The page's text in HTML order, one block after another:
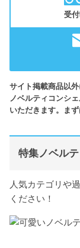
受
サイト掲載商品以
ノベルティコンシ
いただきます。ま
特集ノベルテ
人気カテゴリや
ください！